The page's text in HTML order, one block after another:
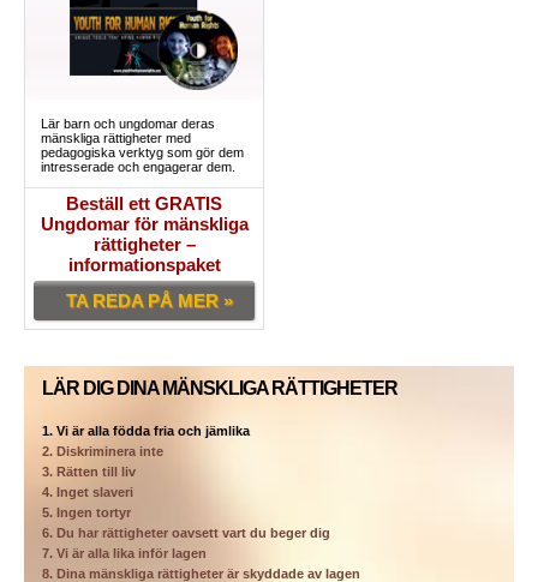
Lär barn och ungdomar deras
mänskliga rättigheter med
pedagogiska verktyg som gör dem
intresserade och engagerar dem.
Beställ ett GRATIS
Ungdomar för mänskliga
rättigheter –
informationspaket
TA REDA PÅ MER »
LÄR DIG DINA MÄNSKLIGA RÄTTIGHETER
1. Vi är alla födda fria och jämlika
2. Diskriminera inte
3. Rätten till liv
4. Inget slaveri
5. Ingen tortyr
6. Du har rättigheter oavsett vart du beger dig
7. Vi är alla lika inför lagen
8. Dina mänskliga rättigheter är skyddade av lagen